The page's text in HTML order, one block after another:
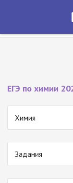
ЕГЭ по химии
Химия
Задания